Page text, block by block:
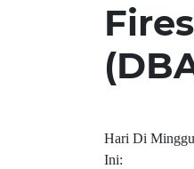
Hari Di Minggu
Ini: